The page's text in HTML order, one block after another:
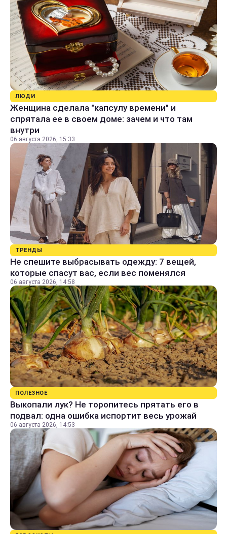
ЛЮДИ
Женщина сделала "капсулу времени" и
спрятала ее в своем доме: зачем и что там
внутри
06 августа 2026, 15:33
ТРЕНДЫ
Не спешите выбрасывать одежду: 7 вещей,
которые спасут вас, если вес поменялся
06 августа 2026, 14:58
ПОЛЕЗНОЕ
Выкопали лук? Не торопитесь прятать его в
подвал: одна ошибка испортит весь урожай
06 августа 2026, 14:53